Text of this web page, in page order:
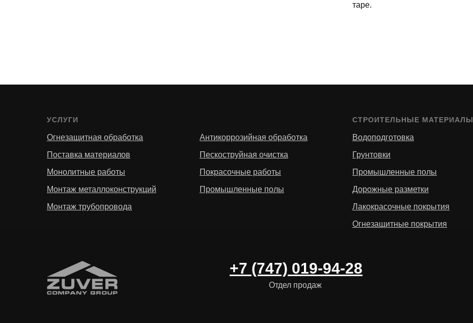
таре.
УСЛУГИ
Огнезащитная обработка
Поставка материалов
Монолитные работы
Монтаж металлоконструкций
Монтаж трубопровода
Антикоррозийная обработка
Пескоструйная очистка
Покрасочные работы
Промышленные полы
СТРОИТЕЛЬНЫЕ МАТЕРИАЛЫ
Водоподготовка
Грунтовки
Промышленные полы
Дорожные разметки
Лакокрасочные покрытия
Огнезащитные покрытия
+7 (747) 019-94-28
Отдел продаж